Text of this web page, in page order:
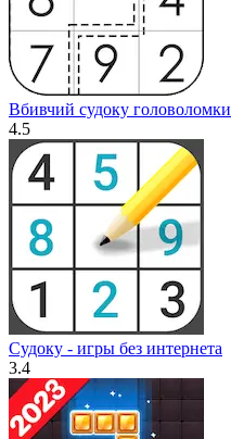
Вбивчий судоку головоломки
4.5
Судоку - игры без интернета
3.4